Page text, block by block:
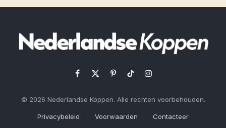
Facebook
X
PinterestTikTokInstagram
© 2026 Nederlandse Koppen. Alle rechten voorbehouden.
Privacybeleid Voorwaarden Contacteer